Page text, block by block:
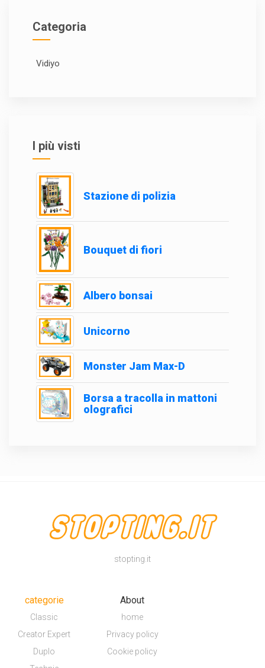
Categoria
Vidiyo
I più visti
Stazione di polizia
Bouquet di fiori
Albero bonsai
Unicorno
Monster Jam Max-D
Borsa a tracolla in mattoni
olografici
stopting.it
categorie
Classic
Creator Expert
Duplo
About
home
Privacy policy
Cookie policy